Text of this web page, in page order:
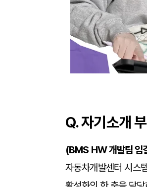
Q. 자기소개
(BMS HW 개발팀 임
자동차개발센터 시스